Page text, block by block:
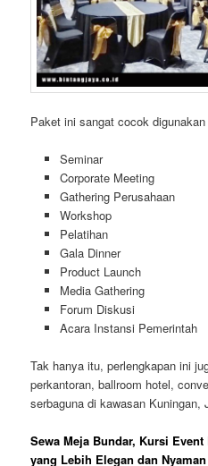
Paket ini sangat cocok
Seminar
Corporate Meeting
Gathering Perusahaan
Workshop
Pelatihan
Gala Dinner
Product Launch
Media Gathering
Forum Diskusi
Acara Instansi Pemerintah
Tak hanya itu, perlengkapan ini
perkantoran, ballroom hotel,
serbaguna di kawasan Kuningan,
Sewa Meja Bundar, Kursi
yang Lebih Elegan dan Nyaman